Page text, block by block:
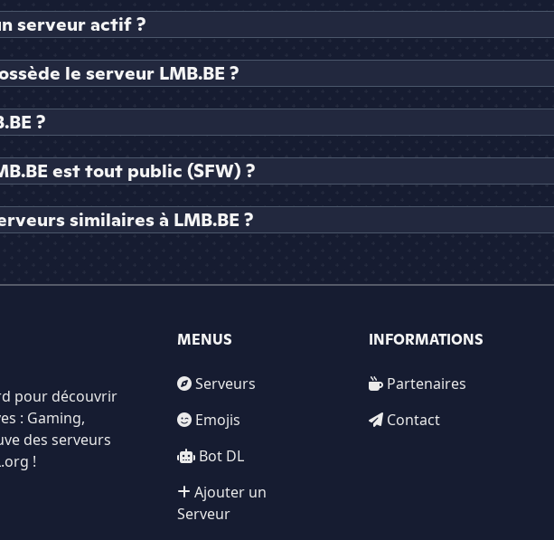
serveur actif ?
le serveur LMB.BE ?
?
est tout public (SFW) ?
similaires à LMB.BE ?
pour découvrir
: Gaming,
des serveurs
!
MENUS
Serveurs
Emojis
Bot DL
Ajouter un
Serveur
INFORMATIONS
Partenaires
Contact